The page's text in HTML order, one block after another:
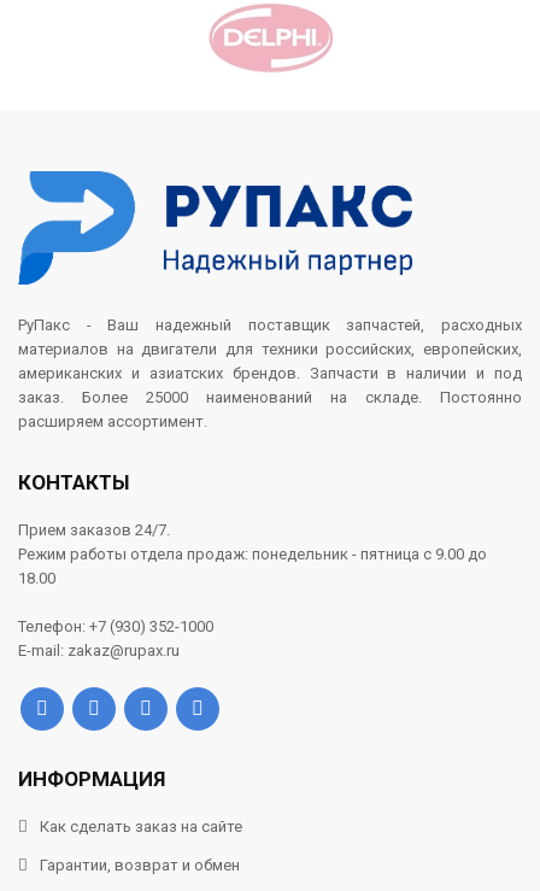
РуПакс - Ваш надежный поставщик запчастей, расходных
материалов на двигатели для техники российских, европейских,
американских и азиатских брендов. Запчасти в наличии и под
заказ. Более 25000 наименований на складе. Постоянно
расширяем ассортимент.
КОНТАКТЫ
Прием заказов 24/7.
Режим работы отдела продаж: понедельник - пятница с 9.00 до
18.00
Телефон: +7 (930) 352-1000
E-mail: zakaz@rupax.ru
ИНФОРМАЦИЯ
Как сделать заказ на сайте
Гарантии, возврат и обмен